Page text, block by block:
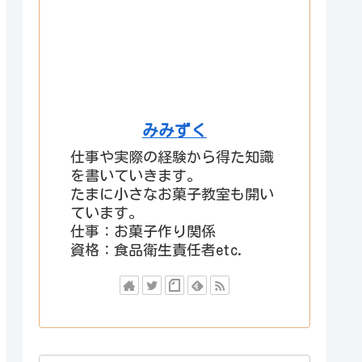
みみずく
仕事や実際の経験から得た知識
を書いていきます。
たまに小さなお菓子教室も開い
ています。
仕事：お菓子作り関係
資格：食品衛生責任者etc.